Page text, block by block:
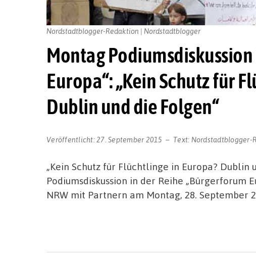
Montag
Europa“: „Kein Schutz für
Dublin und die Folgen“
Veröffentlicht:27. September 2015 Text: Nordstadtblogger-
Nordstadtblogger-Redaktion | Nordstadtblogger
„Kein Schutz für Flüchtlinge in Europa?
Podiumsdiskussion in der Reihe „Bürgerforum
NRW mit Partnern am Montag, 28. September